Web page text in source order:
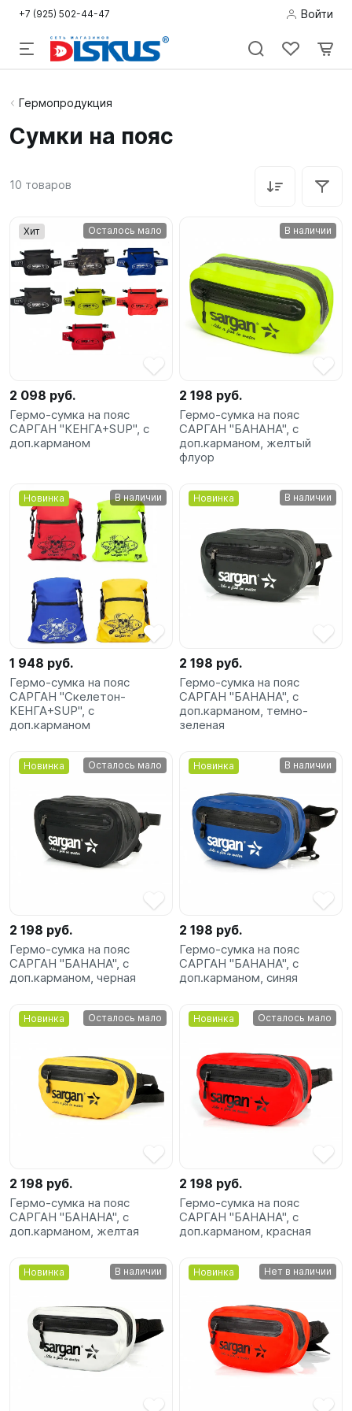
+7 (925) 502-44-47 Войти
Подводная
Снорклинг /
Фридайвинг
Детям
Бассейн
Подарочные
Карты
Бренды
Акции
Гермопродукция
Сумки на пояс
10 товаров
Хит Осталось мало
2 098 руб.
Гермо-сумка на пояс
САРГАН "КЕНГА+SUP", с
доп.карманом
В наличии
2 198 руб.
Гермо-сумка на пояс
САРГАН "БАНАНА", с
доп.карманом, желтый
флуор
Новинка В наличии
1 948 руб.
Гермо-сумка на пояс
САРГАН "Скелетон-
КЕНГА+SUP", с
доп.карманом
Новинка В наличии
2 198 руб.
Гермо-сумка на пояс
САРГАН "БАНАНА", с
доп.карманом, темно-
зеленая
Новинка Осталось мало
2 198 руб.
Гермо-сумка на пояс
САРГАН "БАНАНА", с
доп.карманом, черная
Новинка В наличии
2 198 руб.
Гермо-сумка на пояс
САРГАН "БАНАНА", с
доп.карманом, синяя
Новинка Осталось мало
2 198 руб.
Гермо-сумка на пояс
САРГАН "БАНАНА", с
доп.карманом, желтая
Новинка Осталось мало
2 198 руб.
Гермо-сумка на пояс
САРГАН "БАНАНА", с
доп.карманом, красная
Новинка В наличии Новинка Нет в наличии